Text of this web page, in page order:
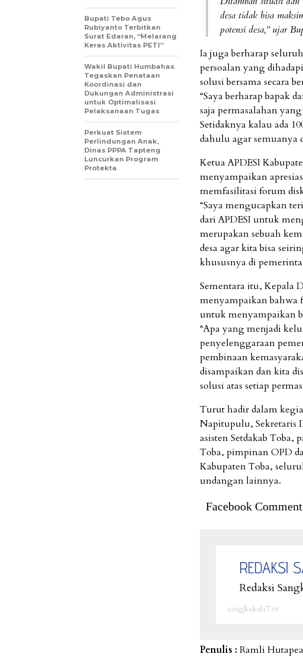
desa tidak bisa
potensi desa,” ujar
Ia juga berharap
persoalan yang
solusi bersama secara
“Saya berharap bapak
saja permasalahan
Setidaknya kalau ada
dahulu agar semuanya
Ketua APDESI
menyampaikan
memfasilitasi forum
“Saya mengucapkan
dari APDESI untuk
merupakan sebuah
desa agar kita bisa
khususnya di
Sementara itu, Kepala
menyampaikan bahwa
untuk menyampaikan
“Apa yang menjadi
penyelenggaraan
pembinaan
disampaikan dan kita
solusi atas setiap
Turut hadir dalam
Napitupulu, Sekretaris
asisten Setdakab Toba,
Toba, pimpinan OPD
Kabupaten Toba,
undangan lainnya.
Facebook
REDAKSI
Redaksi
sangkakala7.tv
Penulis : Ramli Hutapea
Bupati Tebo Agus
Rubiyanto Terbitkan
Surat Edaran, “Melarang
Keras Aktivitas PETI”
Wakil Bupati Humbahas
Tegaskan Penataan
Koordinasi dan
Dukungan Administrasi
untuk Optimalisasi
Pelaksanaan Tugas
Perkuat Sistem
Perlindungan Anak,
Dinas PPPA Tapteng
Luncurkan Program
Protekta